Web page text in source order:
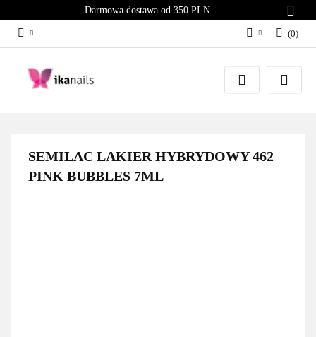
Darmowa dostawa od 350 PLN
Zaloguj się
Załóż konto
(0)
SEMILAC LAKIER HYBRYDOWY 462
PINK BUBBLES 7ML